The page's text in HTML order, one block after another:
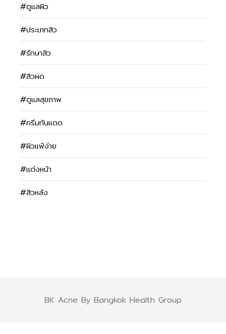
#ดูแลผิว
#ประเภทสิว
#รักษาสิว
#สิวผด
#ดูแลสุขภาพ
#ครีมกันแดด
#ผิวแพ้ง่าย
#แต่งหน้า
#สิวหลัง
BK Acne By Bangkok Health Group